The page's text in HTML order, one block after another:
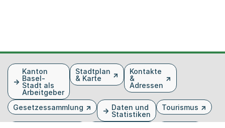
FusszeileKanton
Basel-
Stadt als
Arbeitgeber
Stadtplan
& Karte
Kontakte
&
Adressen
Gesetzessammlung
Daten und
Statistiken
Tourismus